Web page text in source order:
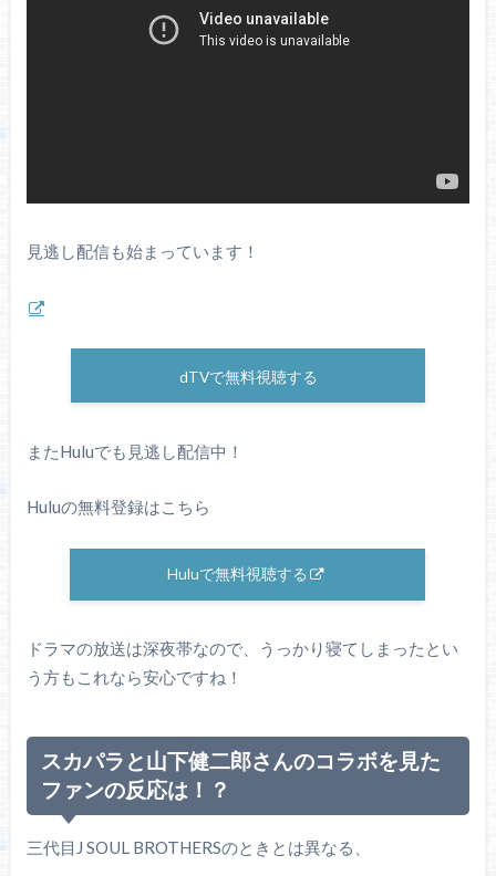
見逃し配信も始まっています！
dTVで無料視聴する
またHuluでも見逃し配信中！
Huluの無料登録はこちら
Huluで無料視聴する
ドラマの放送は深夜帯なので、うっかり寝てしまったとい
う方もこれなら安心ですね！
スカパラと山下健二郎さんのコラボを見た
ファンの反応は！？
三代目J SOUL BROTHERSのときとは異なる、